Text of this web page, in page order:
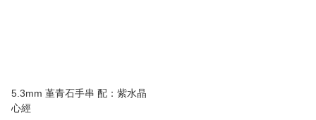
5.3mm 堇青石手串 配：紫水晶
心經